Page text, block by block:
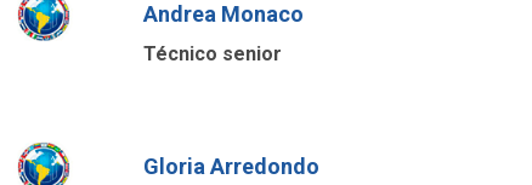
Andrea Monaco
Técnico senior
Gloria Arredondo